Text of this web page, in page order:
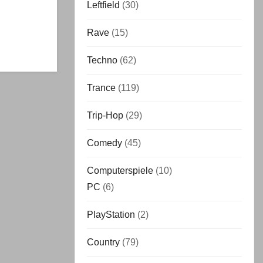
Leftfield (30)
Rave (15)
Techno (62)
Trance (119)
Trip-Hop (29)
Comedy (45)
Computerspiele (10)
PC (6)
PlayStation (2)
Country (79)